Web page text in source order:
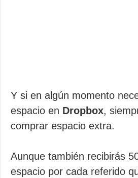
Y si en algún momento
espacio en Dropbox,
comprar espacio extra.
Aunque también recibirás
espacio por cada referido